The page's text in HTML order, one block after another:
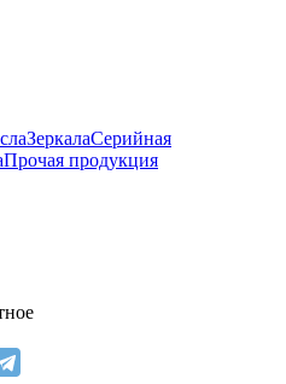
ЗеркалаСерийная
Прочая продукция